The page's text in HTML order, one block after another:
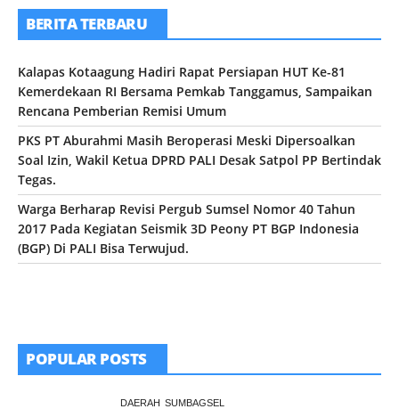
BERITA TERBARU
Kalapas Kotaagung Hadiri Rapat Persiapan HUT Ke-81
Kemerdekaan RI Bersama Pemkab Tanggamus, Sampaikan
Rencana Pemberian Remisi Umum
PKS PT Aburahmi Masih Beroperasi Meski Dipersoalkan
Soal Izin, Wakil Ketua DPRD PALI Desak Satpol PP Bertindak
Tegas.
Warga Berharap Revisi Pergub Sumsel Nomor 40 Tahun
2017 Pada Kegiatan Seismik 3D Peony PT BGP Indonesia
(BGP) Di PALI Bisa Terwujud.
POPULAR POSTS
DAERAH SUMBAGSEL